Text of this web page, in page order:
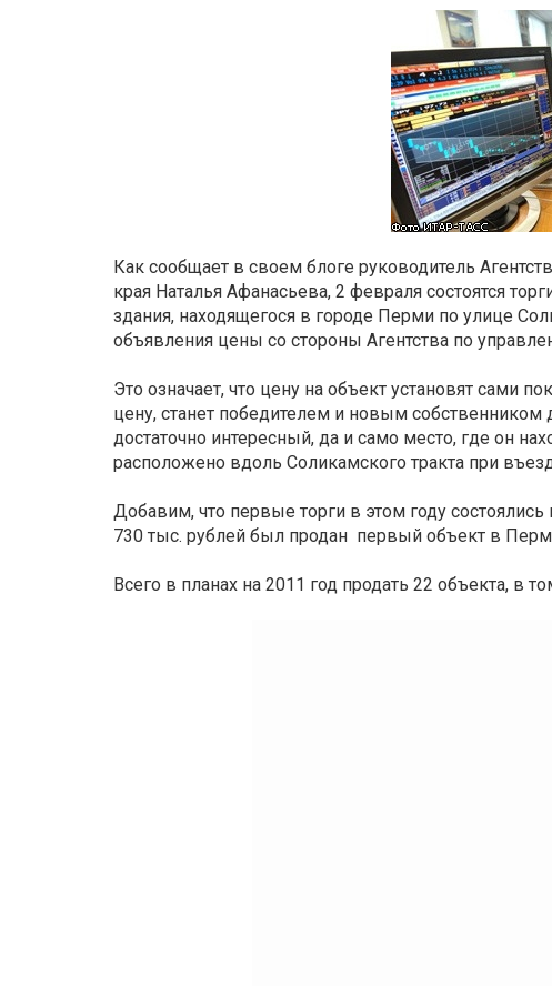
Как сообщает в своем блоге руководитель
края Наталья Афанасьева, 2 февраля состоятся
здания, находящегося в городе Перми по улице
объявления цены со стороны Агентства по
Это означает, что цену на объект установят сами
цену, станет победителем и новым собственником
достаточно интересный, да и само место, где он
расположено вдоль Соликамского тракта при
Добавим, что первые торги в этом году
730 тыс. рублей был продан первый объект в
Всего в планах на 2011 год продать 22 объекта, в